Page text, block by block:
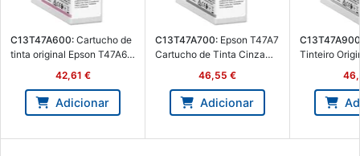
C13T47A600: Car­tucho de
tinta ori­ginal Epson T47A6
Vivid Light ma­genta -
C13T47A600 - Epson
C13T47A600
42,61 €
Adicionar
C13T47A700: Epson T47A7
Car­tucho de Tinta Cinza
Ori­ginal - C13T47A700 -
Epson C13T47A700
46,55 €
Adicionar
Tin­teiro
Claro -
Epson